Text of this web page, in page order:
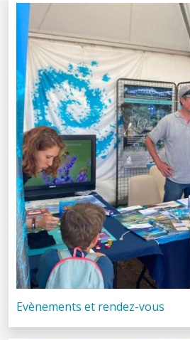
Evènements et rendez-vous